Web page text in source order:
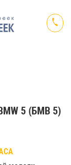
5 (БМВ 5)